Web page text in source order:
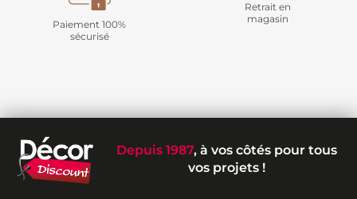
Paiement 100%
sécurisé
Retrait en
magasin
Depuis 1987, à vos côtés pour tous
vos projets !